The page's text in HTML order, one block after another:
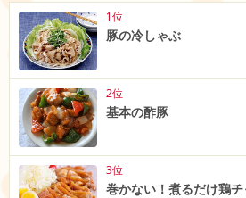
1位
豚の冷しゃぶ
2位
基本の酢豚
3位
巻かない！煮るだけ鶏